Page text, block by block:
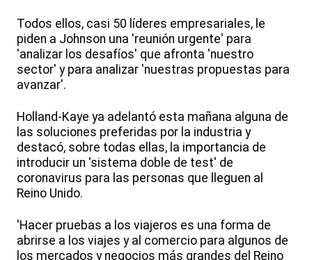
Todos ellos, casi 50 líderes empresariales, le
piden a Johnson una 'reunión urgente' para
'analizar los desafíos' que afronta 'nuestro
sector' y para analizar 'nuestras propuestas para
avanzar'.
Holland-Kaye ya adelantó esta mañana alguna de
las soluciones preferidas por la industria y
destacó, sobre todas ellas, la importancia de
introducir un 'sistema doble de test' de
coronavirus para las personas que lleguen al
Reino Unido.
'Hacer pruebas a los viajeros es una forma de
abrirse a los viajes y al comercio para algunos de
los mercados y negocios más grandes del Reino